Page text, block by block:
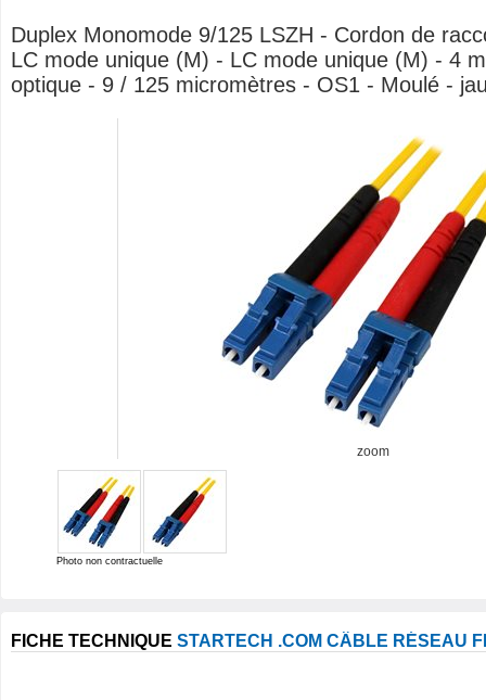
Duplex Monomode 9/125 LSZH - Cordon de
LC mode unique (M) - LC mode unique (M) - 4
optique - 9 / 125 micromètres - OS1 - Moulé -
zoom
Photo non contractuelle
FICHE TECHNIQUE STARTECH .COM CÂBLE RÉSEAU